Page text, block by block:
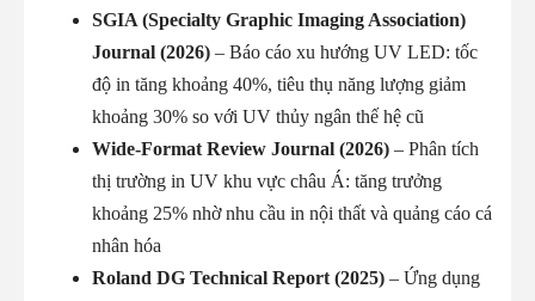
SGIA (Specialty Graphic Imaging Association)
Journal (2026) – Báo cáo xu hướng UV LED: tốc
độ in tăng khoảng 40%, tiêu thụ năng lượng giảm
khoảng 30% so với UV thủy ngân thế hệ cũ
Wide-Format Review Journal (2026) – Phân tích
thị trường in UV khu vực châu Á: tăng trưởng
khoảng 25% nhờ nhu cầu in nội thất và quảng cáo cá
nhân hóa
Roland DG Technical Report (2025) – Ứng dụng